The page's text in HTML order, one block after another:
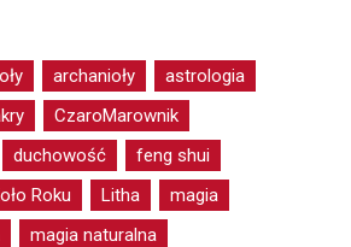
archanioły
astrologia
CzaroMarownik
duchowość
feng shui
Roku Litha
magia
magia naturalna